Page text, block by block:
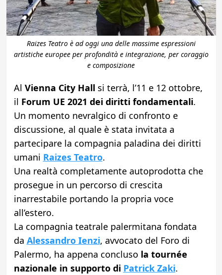
Raizes Teatro è ad oggi una delle massime espressioni
artistiche europee per profondità e integrazione, per coraggio
e composizione
Al Vienna City Hall si terrà, l’11 e 12 ottobre,
il Forum UE 2021 dei diritti fondamentali.
Un momento nevralgico di confronto e
discussione, al quale è stata invitata a
partecipare la compagnia paladina dei diritti
umani Raizes Teatro.
Una realtà completamente autoprodotta che
prosegue in un percorso di crescita
inarrestabile portando la propria voce
all’estero.
La compagnia teatrale palermitana fondata
da Alessandro Ienzi, avvocato del Foro di
Palermo, ha appena concluso la tournée
nazionale in supporto di Patrick Zaki.